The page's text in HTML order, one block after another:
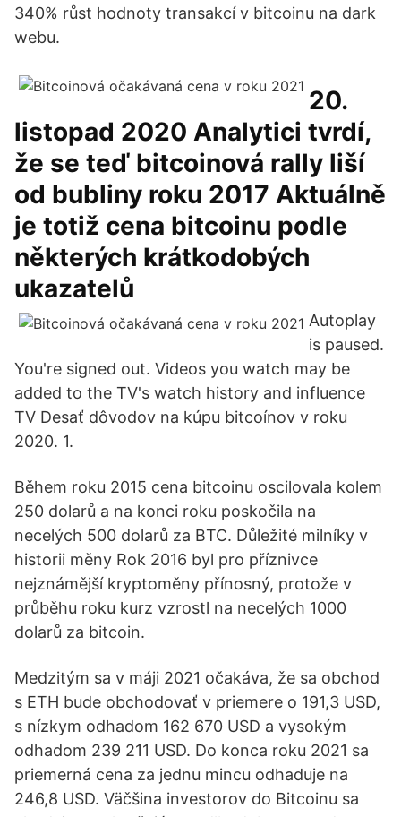
340% růst hodnoty transakcí v bitcoinu na dark
webu.
20.
listopad 2020 Analytici tvrdí,
že se teď bitcoinová rally liší
od bubliny roku 2017 Aktuálně
je totiž cena bitcoinu podle
některých krátkodobých
ukazatelů
Autoplay
is paused.
You're signed out. Videos you watch may be
added to the TV's watch history and influence
TV Desať dôvodov na kúpu bitcoínov v roku
2020. 1.
Během roku 2015 cena bitcoinu oscilovala kolem
250 dolarů a na konci roku poskočila na
necelých 500 dolarů za BTC. Důležité milníky v
historii měny Rok 2016 byl pro příznivce
nejznámější kryptoměny přínosný, protože v
průběhu roku kurz vzrostl na necelých 1000
dolarů za bitcoin.
Medzitým sa v máji 2021 očakáva, že sa obchod
s ETH bude obchodovať v priemere o 191,3 USD,
s nízkym odhadom 162 670 USD a vysokým
odhadom 239 211 USD. Do konca roku 2021 sa
priemerná cena za jednu mincu odhaduje na
246,8 USD. Väčšina investorov do Bitcoinu sa